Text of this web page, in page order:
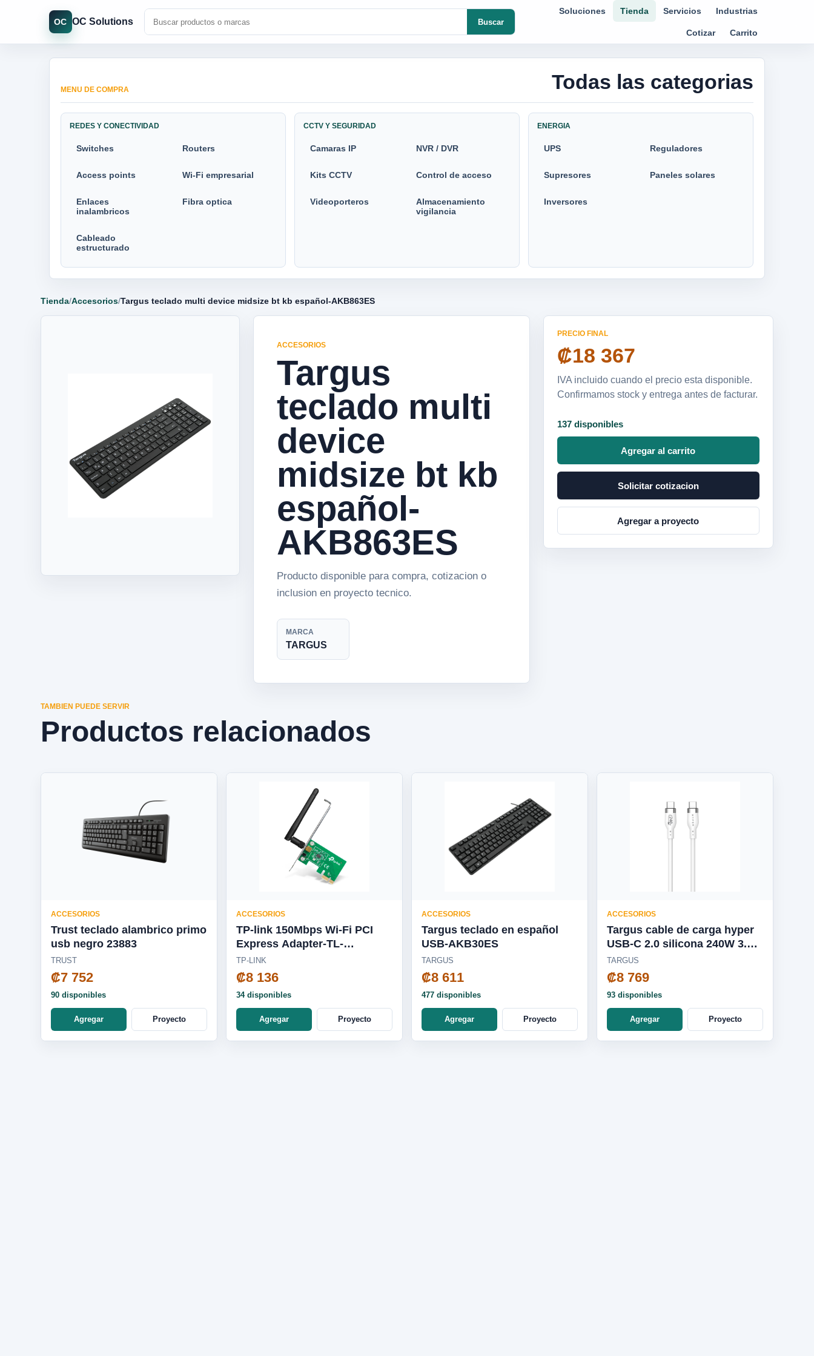
OC OC Solutions Buscar
Soluciones Tienda Servicios Industrias
Cotizar Carrito
MENU DE COMPRA Todas las categorias
REDES Y CONECTIVIDAD
Switches Routers
Access points Wi-Fi empresarial
Enlaces
inalambricos
Fibra optica
Cableado
estructurado
CCTV Y SEGURIDAD
Camaras IP NVR / DVR
Kits CCTV Control de acceso
Videoporteros
Almacenamiento
vigilancia
ENERGIA
UPS Reguladores
Supresores Paneles solares
Inversores
Tienda/Accesorios/Targus teclado multi device midsize bt kb español-AKB863ES
ACCESORIOS
Targus
teclado multi
device
midsize bt kb
español-
AKB863ES
Producto disponible para compra, cotizacion o
inclusion en proyecto tecnico.
MARCA
TARGUS
PRECIO FINAL
₡18 367
IVA incluido cuando el precio esta disponible.
Confirmamos stock y entrega antes de facturar.
137 disponibles
Agregar al carrito
Solicitar cotizacion
Agregar a proyecto
TAMBIEN PUEDE SERVIR
Productos relacionados
ACCESORIOS
Trust teclado alambrico primo
usb negro 23883
TRUST
₡7 752
90 disponibles
Agregar Proyecto
ACCESORIOS
TP-link 150Mbps Wi-Fi PCI
Express Adapter-TL-
WN781ND
TP-LINK
₡8 136
34 disponibles
Agregar Proyecto
ACCESORIOS
Targus teclado en español
USB-AKB30ES
TARGUS
₡8 611
477 disponibles
Agregar Proyecto
ACCESORIOS
Targus cable de carga hyper
USB-C 2.0 silicona 240W 3.3'
blanco - HJ4001WHGL
TARGUS
₡8 769
93 disponibles
Agregar Proyecto